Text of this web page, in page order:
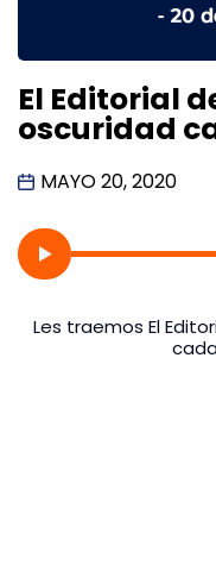
El Editorial
oscuridad
MAYO 20, 2020
Les traemos El